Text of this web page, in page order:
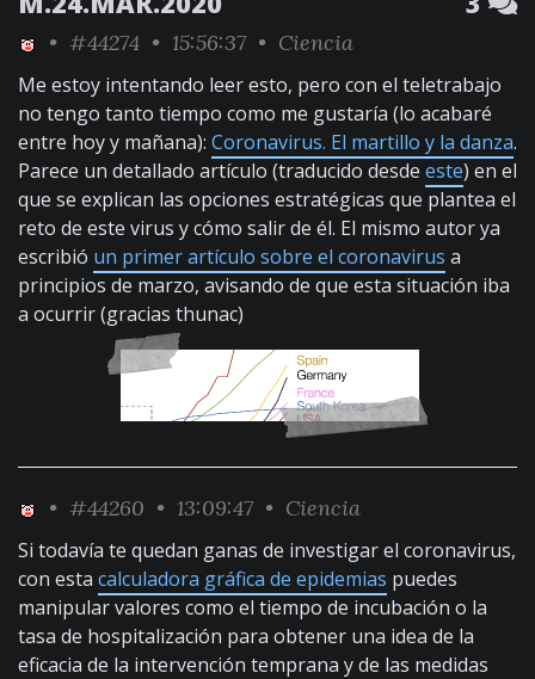
• #44274 • 15:56:37 • Ciencia
Me estoy intentando leer esto, pero con el teletrabajo
no tengo tanto tiempo como me gustaría (lo acabaré
entre hoy y mañana): Coronavirus. El martillo y la danza.
Parece un detallado artículo (traducido desde este) en el
que se explican las opciones estratégicas que plantea el
reto de este virus y cómo salir de él. El mismo autor ya
escribió un primer artículo sobre el coronavirus a
principios de marzo, avisando de que esta situación iba
a ocurrir (gracias thunac)
• #44260 • 13:09:47 • Ciencia
Si todavía te quedan ganas de investigar el coronavirus,
con esta calculadora gráfica de epidemias puedes
manipular valores como el tiempo de incubación o la
tasa de hospitalización para obtener una idea de la
eficacia de la intervención temprana y de las medidas